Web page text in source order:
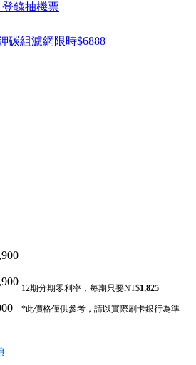
登錄抽機票
碳組濾網限時$6888
12期分期零利率，每期只要NT$1,825
*此價格僅供參考，請以實際刷卡銀行為準